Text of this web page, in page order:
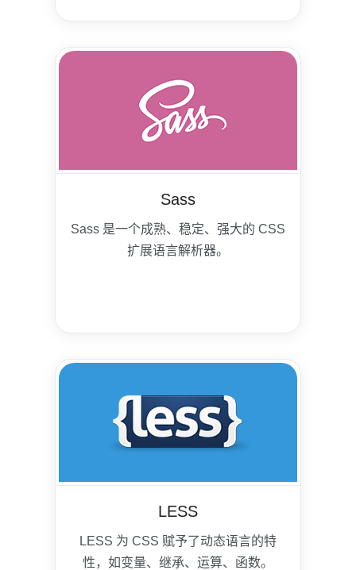
Sass
Sass 是一个成熟、稳定、强大的 CSS
扩展语言解析器。
LESS
LESS 为 CSS 赋予了动态语言的特
性，如变量、继承、运算、函数。